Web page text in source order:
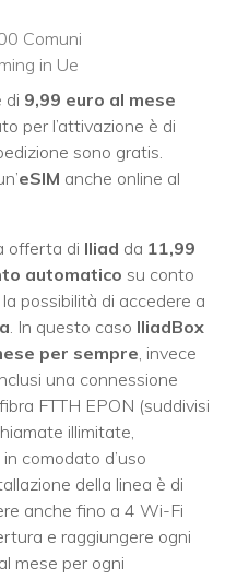
Comuni
in Ue
di 9,99 euro al mese
per l’attivazione è di
sono gratis.
eSIM anche online al
offerta di Iliad da 11,99
automatico su conto
possibilità di accedere a
. In questo caso IliadBox
per sempre , invece
una connessione
FTTH EPON (suddivisi
illimitate,
comodato d’uso
della linea è di
anche fino a 4 Wi-Fi
e raggiungere ogni
mese per ogni